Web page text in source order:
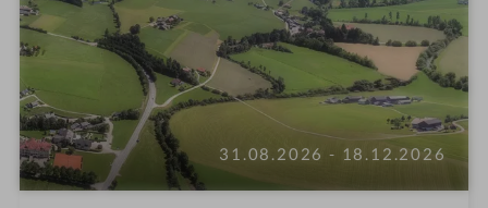
31.08.2026 - 18.12.2026